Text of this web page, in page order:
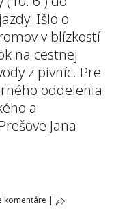
Išlo o
v blízkostí
na cestnej
z pivníc. Pre
oddelenia
a
Jana
komentáre |